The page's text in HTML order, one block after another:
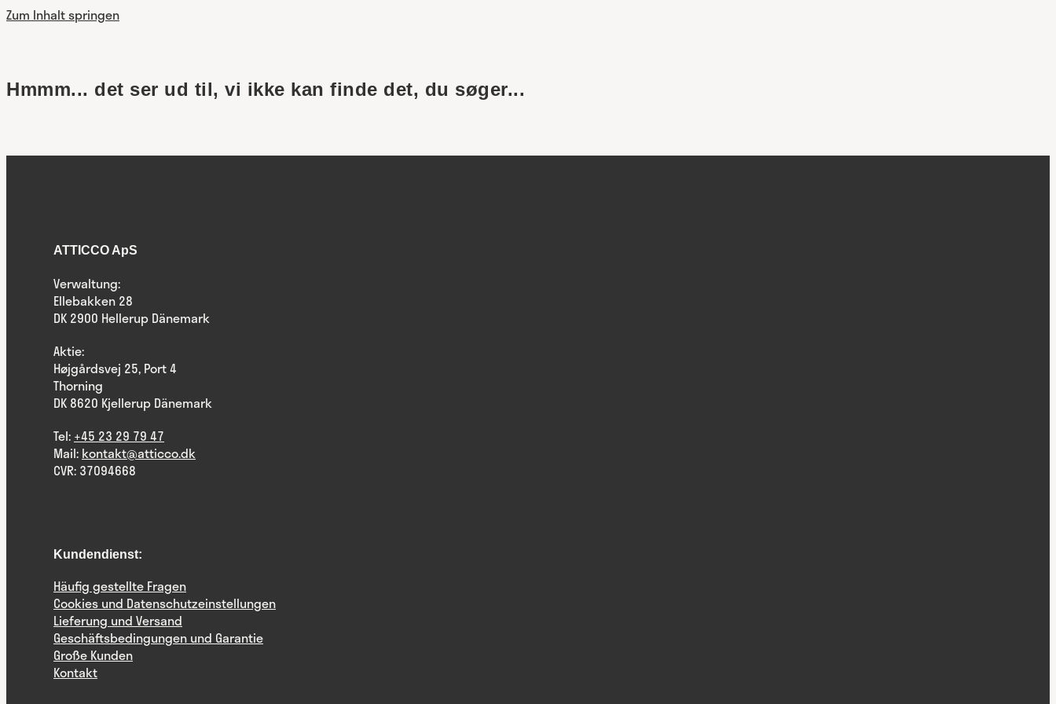
Zum Inhalt springen
Hmmm... det ser ud til, vi ikke kan finde det, du søger...
ATTICCO ApS
Verwaltung:
Ellebakken 28
DK 2900 Hellerup Dänemark
Aktie:
Højgårdsvej 25, Port 4
Thorning
DK 8620 Kjellerup Dänemark
Tel: +45 23 29 79 47
Mail: kontakt@atticco.dk
CVR: 37094668
Kundendienst:
Häufig gestellte Fragen
Cookies und Datenschutzeinstellungen
Lieferung und Versand
Geschäftsbedingungen und Garantie
Große Kunden
Kontakt